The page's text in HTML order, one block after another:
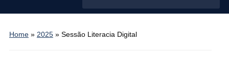
menu
Home» 2025» Sessão Literacia Digital